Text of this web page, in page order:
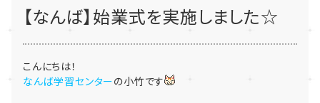
【なんば】始業式を実施しました☆
こんにちは！
なんば学習センターの小竹です